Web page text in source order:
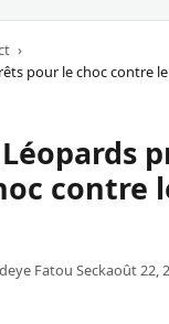
pour le choc contre
Léopards
contre
Fatou Seckaoût 22,